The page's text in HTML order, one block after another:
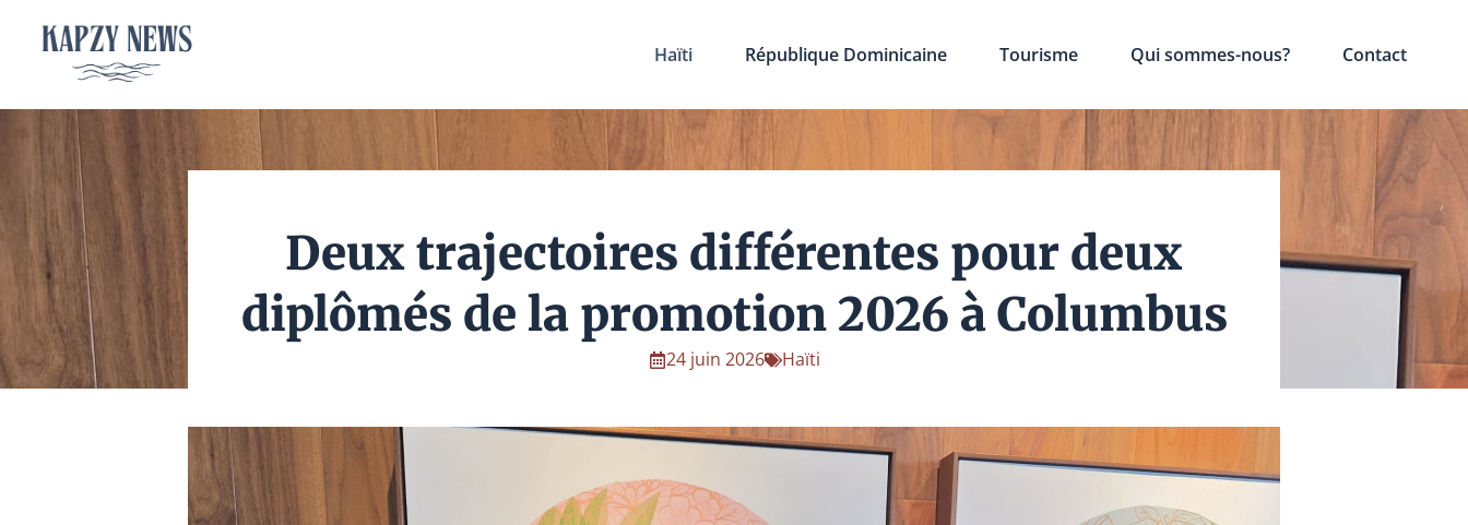
contenu
Haïti République Dominicaine Tourisme Qui sommes-nous? Contact
Deux trajectoires différentes pour deux
diplômés de la promotion 2026 à Columbus
24 juin 2026 Haïti